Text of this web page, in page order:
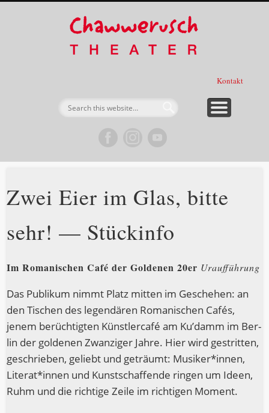
Kontakt
Zwei Eier im Glas, bitte
sehr! — Stückinfo
Im Romanischen Café der Goldenen 20er Uraufführung
Das Publi­kum nimmt Platz mit­ten im Gesche­hen: an
den Tischen des legen­dä­ren Roma­ni­schen Cafés,
jenem berüch­tig­ten Künst­ler­ca­fé am Ku’damm im Ber­
lin der gol­de­nen Zwan­zi­ger Jah­re. Hier wird gestrit­ten,
geschrie­ben, geliebt und geträumt: Musiker*innen,
Literat*innen und Kunst­schaf­fen­de rin­gen um Ideen,
Ruhm und die rich­ti­ge Zei­le im rich­ti­gen Moment.